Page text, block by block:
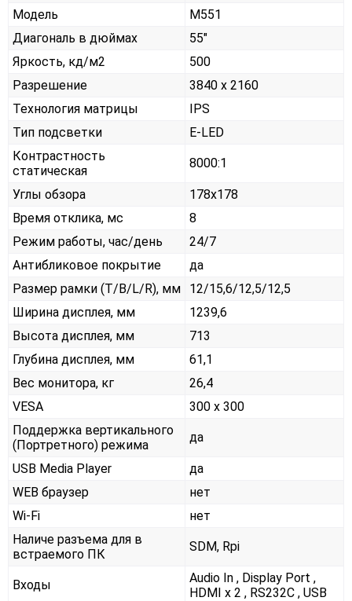
Модель
M551
Диагональ в дюймах
55"
Яркость, кд/м2
500
Разрешение
3840 x 2160
Технология матрицы
IPS
Тип подсветки
E-LED
Контрастность
статическая
8000:1
Углы обзора
178x178
Время отклика, мс
8
Режим работы, час/день
24/7
Антибликовое покрытие
да
Размер рамки (T/B/L/R), мм
12/15,6/12,5/12,5
Ширина дисплея, мм
1239,6
Высота дисплея, мм
713
Глубина дисплея, мм
61,1
Вес монитора, кг
26,4
VESA
300 x 300
Поддержка вертикального
(Портретного) режима
да
USB Media Player
да
WEB браузер
нет
Wi-Fi
нет
Наличе разъема для в
встраемого ПК
SDM, Rpi
Входы
Audio In , Display Port ,
HDMI x 2 , RS232С , USB